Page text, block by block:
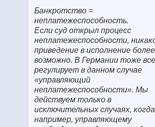
Банкротство =
неплатежеспособность.
Если суд открыл процесс
неплатежеспособности,
приведение в исполнение
возможно. В Германии тоже все
регулирует в данном случае
«управляющий
неплатежеспособности». Мы
действуем только в
исключительных случаях,
например, управляющему